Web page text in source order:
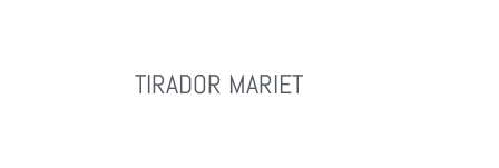
TIRADOR MARIET